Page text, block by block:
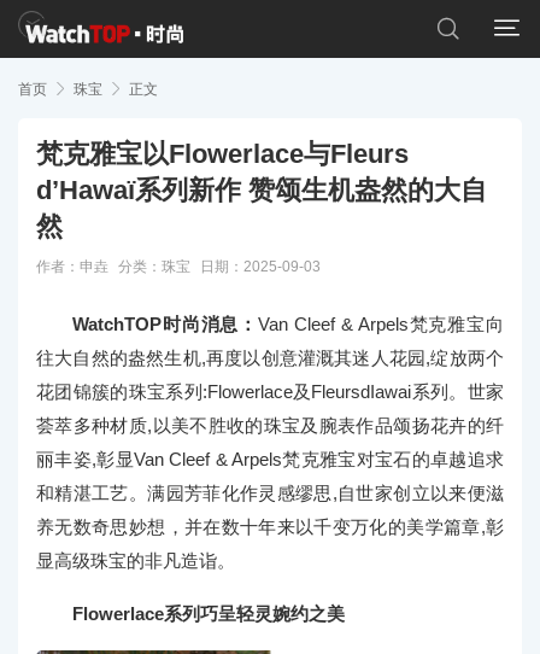


首页  珠宝  正文
梵克雅宝以Flowerlace与Fleurs
d’Hawaï系列新作 赞颂生机盎然的大自
然
作者：申垚 分类： 珠宝 日期：2025-09-03
WatchTOP时尚消息：Van Cleef & Arpels梵克雅宝向
往大自然的盎然生机,再度以创意灌溉其迷人花园,绽放两个
花团锦簇的珠宝系列:Flowerlace及FleursdIawai系列。世家
荟萃多种材质,以美不胜收的珠宝及腕表作品颂扬花卉的纤
丽丰姿,彰显Van Cleef & Arpels梵克雅宝对宝石的卓越追求
和精湛工艺。满园芳菲化作灵感缪思,自世家创立以来便滋
养无数奇思妙想，并在数十年来以千变万化的美学篇章,彰
显高级珠宝的非凡造诣。
Flowerlace系列巧呈轻灵婉约之美